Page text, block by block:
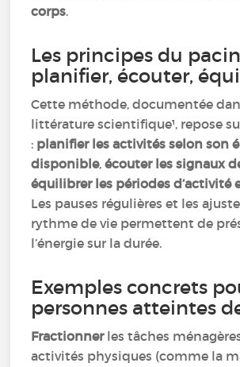
corps.
Les principes du
planifier, écouter,
Cette méthode, documentée
littérature scientifique¹, repose
: planifier les activités selon son
disponible,écouter les signaux
équilibrer les périodes d’activité
Les pauses régulières et les
rythme de vie permettent de
l’énergie sur la durée.
Exemples concrets
personnes atteintes
Fractionner les tâches
activités physiques (comme la